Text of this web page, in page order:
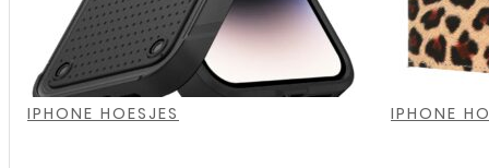
–
Roze
aantal
,,,
IPHONE HOESJES
IPHONE